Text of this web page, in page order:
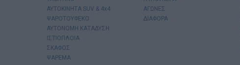
AYTOKINHTA SUV & 4x4
ΨΑΡΟΤΟΥΦΕΚΟ
ΑΥΤΟΝΟΜΗ ΚΑΤΑΔΥΣΗ
ΙΣΤΙΟΠΛΟΙΑ
ΣΚΑΦΟΣ
ΨΑΡΕΜΑ
ΑΓΩΝΕΣ
ΔΙΑΦΟΡΑ